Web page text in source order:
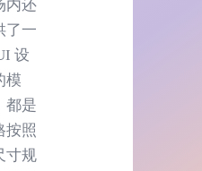
内还
了一
设
模
都是
按照
寸规